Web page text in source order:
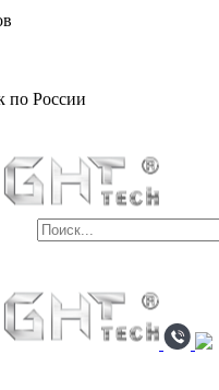
по России